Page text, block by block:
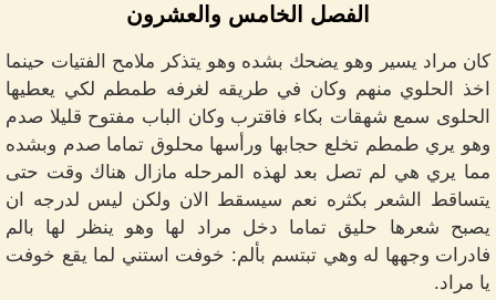
الفصل الخامس والعشرون
كان مراد يسير وهو يضحك بشده وهو يتذكر ملامح الفتيات حينما
اخذ الحلوي منهم وكان في طريقه لغرفه طمطم لكي يعطيها
الحلوى سمع شهقات بكاء فاقترب وكان الباب مفتوح قليلا صدم
وهو يري طمطم تخلع حجابها ورأسها محلوق تماما صدم وبشده
مما يري هي لم تصل بعد لهذه المرحله مازال هناك وقت حتى
يتساقط الشعر بكثره نعم سيسقط الان ولكن ليس لدرجه ان
يصبح شعرها حليق تماما دخل مراد لها وهو ينظر لها بالم
فادرات وجهها له وهي تبتسم بألم: خوفت استني لما يقع خوفت
يا مراد.